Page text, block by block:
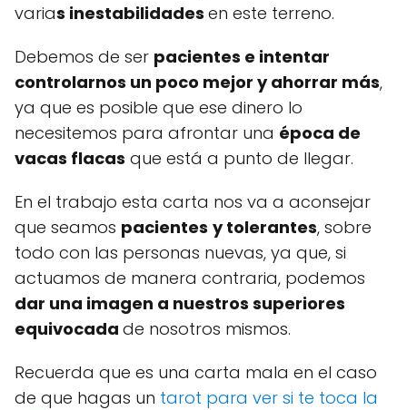
varias inestabilidades en este terreno.
Debemos de ser pacientes e intentar
controlarnos un poco mejor y ahorrar más,
ya que es posible que ese dinero lo
necesitemos para afrontar una época de
vacas flacas que está a punto de llegar.
En el trabajo esta carta nos va a aconsejar
que seamos pacientes y tolerantes, sobre
todo con las personas nuevas, ya que, si
actuamos de manera contraria, podemos
dar una imagen a nuestros superiores
equivocada de nosotros mismos.
Recuerda que es una carta mala en el caso
de que hagas un tarot para ver si te toca la